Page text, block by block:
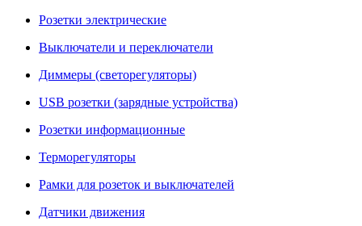
Розетки электрические
Выключатели и переключатели
Диммеры (светорегуляторы)
USB розетки (зарядные устройства)
Розетки информационные
Терморегуляторы
Рамки для розеток и выключателей
Датчики движения